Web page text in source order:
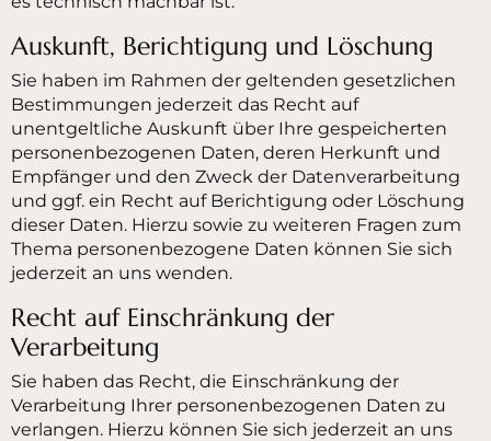
Auskunft, Berichtigung und Löschung
Sie haben im Rahmen der geltenden gesetzlichen
Bestimmungen jederzeit das Recht auf
unentgeltliche Auskunft über Ihre gespeicherten
personenbezogenen Daten, deren Herkunft und
Empfänger und den Zweck der Datenverarbeitung
und ggf. ein Recht auf Berichtigung oder Löschung
dieser Daten. Hierzu sowie zu weiteren Fragen zum
Thema personenbezogene Daten können Sie sich
jederzeit an uns wenden.
Recht auf Einschränkung der
Verarbeitung
Sie haben das Recht, die Einschränkung der
Verarbeitung Ihrer personenbezogenen Daten zu
verlangen. Hierzu können Sie sich jederzeit an uns